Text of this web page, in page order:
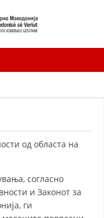
од областа на
согласно
и Законот за
ги